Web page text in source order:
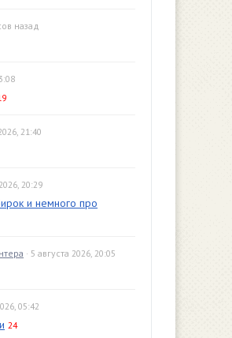
назад
21:40
20:29
и немного про
· 5 августа 2026, 20:05
05:42
24